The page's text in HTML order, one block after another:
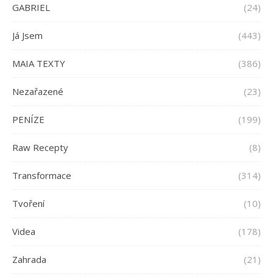
GABRIEL (24)
Já Jsem (443)
MAIA TEXTY (386)
Nezařazené (23)
PENÍZE (199)
Raw Recepty (8)
Transformace (314)
Tvoření (10)
Videa (178)
Zahrada (21)